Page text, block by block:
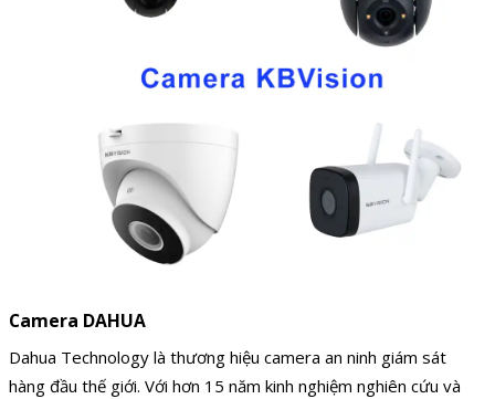
Camera DAHUA
Dahua Technology là thương hiệu camera an ninh giám sát
hàng đầu thế giới. Với hơn 15 năm kinh nghiệm nghiên cứu và